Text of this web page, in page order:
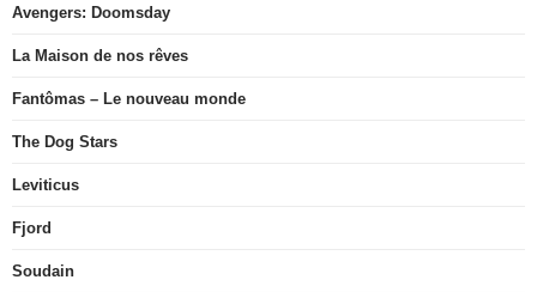
Avengers: Doomsday
La Maison de nos rêves
Fantômas – Le nouveau monde
The Dog Stars
Leviticus
Fjord
Soudain